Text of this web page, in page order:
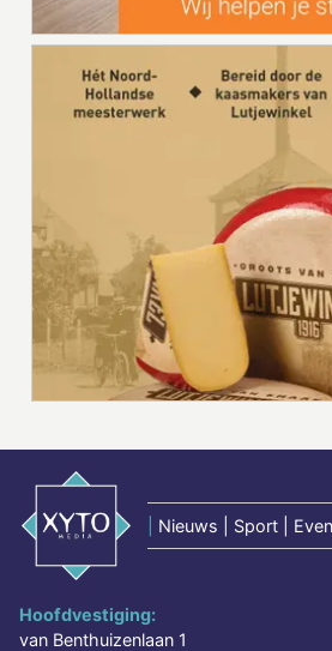
Nieuws | Sport |
Hoofdvestiging:
van Benthuizenlaan 1